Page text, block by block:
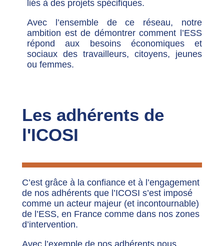
liés à des projets spécifiques.
Avec l’ensemble de ce réseau, notre
ambition est de démontrer comment l’ESS
répond aux besoins économiques et
sociaux des travailleurs, citoyens, jeunes
ou femmes.
Les adhérents de
l'ICOSI
C’est grâce à la confiance et à l’engagement
de nos adhérents que l’ICOSI s’est imposé
comme un acteur majeur (et incontournable)
de l’ESS, en France comme dans nos zones
d’intervention.